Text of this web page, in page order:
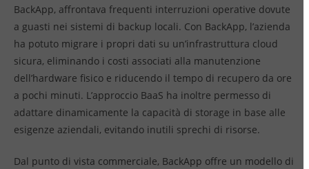
BackApp, affrontava frequenti interruzioni operative dovute
a guasti nei sistemi di backup locali. Con BackApp, l’azienda
ha potuto migrare i propri dati su un’infrastruttura cloud
sicura, eliminando i costi associati alla manutenzione
dell’hardware fisico e riducendo il tempo di recupero da ore
a pochi minuti. L’approccio BaaS ha inoltre permesso di
adattare dinamicamente la capacità di storage in base alle
esigenze aziendali, evitando inutili sprechi di risorse.
Dal punto di vista commerciale, BackApp offre un modello di